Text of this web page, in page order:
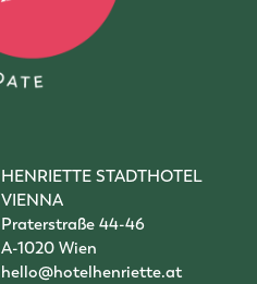
HENRIETTE STADTHOTEL
VIENNA
Praterstraße 44-46
A-1020 Wien
hello@hotelhenriette.at